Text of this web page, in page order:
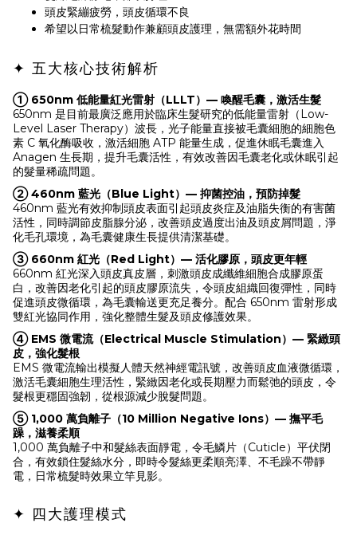
頭皮緊繃疲勞，頭皮循環不良
希望以日常梳髮動作兼顧頭皮護理，無需額外花時間
✦ 五大核心技術解析
① 650nm 低能量紅光雷射（LLLT）— 喚醒毛囊，激活生髮
650nm 是目前最廣泛應用於臨床生髮研究的低能量雷射（Low-
Level Laser Therapy）波長，光子能量直接被毛囊細胞的細胞色
素 C 氧化酶吸收，激活細胞 ATP 能量生成，促進休眠毛囊進入
Anagen 生長期，提升毛囊活性，有效改善因毛囊老化或休眠引起
的髮量稀疏問題。
② 460nm 藍光（Blue Light）— 抑菌控油，預防掉髮
460nm 藍光有效抑制頭皮表面引起頭皮炎症及油脂失衡的有害菌
活性，同時調節皮脂腺分泌，改善頭皮過度出油及頭皮屑問題，淨
化毛孔環境，為毛囊健康生長提供清潔基礎。
③ 660nm 紅光（Red Light）— 活化膠原，頭皮更年輕
660nm 紅光深入頭皮真皮層，刺激頭皮成纖維細胞合成膠原蛋
白，改善因老化引起的頭皮膠原流失，令頭皮組織回復彈性，同時
促進頭皮微循環，為毛囊輸送更充足養分。配合 650nm 雷射形成
雙紅光協同作用，強化整體生髮及頭皮修護效果。
④ EMS 微電流（Electrical Muscle Stimulation）— 緊緻頭
皮，強化髮根
EMS 微電流輸出模擬人體天然神經電訊號，改善頭皮血液微循環，
激活毛囊細胞生理活性，緊緻因老化或長期壓力而鬆弛的頭皮，令
髮根更穩固強韌，從根源減少脫髮問題。
⑤ 1,000 萬負離子（10 Million Negative Ions）— 撫平毛
躁，滋養柔順
1,000 萬負離子中和髮絲表面靜電，令毛鱗片（Cuticle）平伏閉
合，有效鎖住髮絲水分，即時令髮絲更柔順亮澤、不毛躁不帶靜
電，日常梳髮時效果立竿見影。
✦ 四大護理模式